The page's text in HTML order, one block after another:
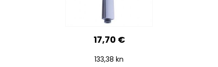
17,70 €
133,38 kn